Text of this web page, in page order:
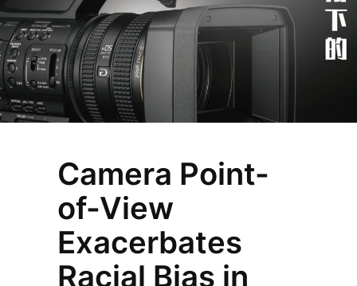
Camera Point-
of-View
Exacerbates
Racial Bias in